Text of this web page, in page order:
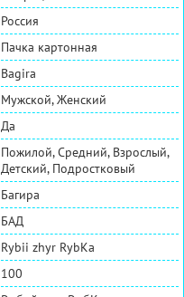
Россия
Пачка картонная
Bagira
Мужской, Женский
Да
Пожилой, Средний, Взрослый,
Детский, Подростковый
Багира
БАД
Rybii zhyr RybKa
100